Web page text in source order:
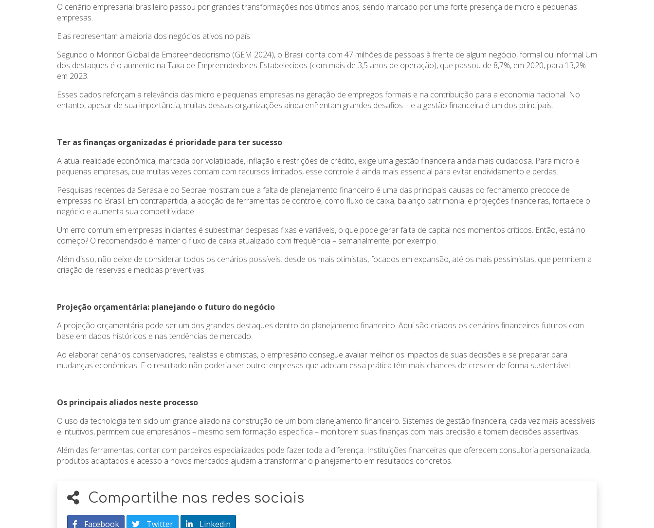
O cenário empresarial brasileiro passou por grandes transformações nos últimos anos, sendo marcado por uma forte presença de micro e pequenas
empresas.
Elas representam a maioria dos negócios ativos no país.
Segundo o Monitor Global de Empreendedorismo (GEM 2024), o Brasil conta com 47 milhões de pessoas à frente de algum negócio, formal ou informal Um
dos destaques é o aumento na Taxa de Empreendedores Estabelecidos (com mais de 3,5 anos de operação), que passou de 8,7%, em 2020, para 13,2%
em 2023.
Esses dados reforçam a relevância das micro e pequenas empresas na geração de empregos formais e na contribuição para a economia nacional. No
entanto, apesar de sua importância, muitas dessas organizações ainda enfrentam grandes desafios – e a gestão financeira é um dos principais.
Ter as finanças organizadas é prioridade para ter sucesso
A atual realidade econômica, marcada por volatilidade, inflação e restrições de crédito, exige uma gestão financeira ainda mais cuidadosa. Para micro e
pequenas empresas, que muitas vezes contam com recursos limitados, esse controle é ainda mais essencial para evitar endividamento e perdas.
Pesquisas recentes da Serasa e do Sebrae mostram que a falta de planejamento financeiro é uma das principais causas do fechamento precoce de
empresas no Brasil. Em contrapartida, a adoção de ferramentas de controle, como fluxo de caixa, balanço patrimonial e projeções financeiras, fortalece o
negócio e aumenta sua competitividade.
Um erro comum em empresas iniciantes é subestimar despesas fixas e variáveis, o que pode gerar falta de capital nos momentos críticos. Então, está no
começo? O recomendado é manter o fluxo de caixa atualizado com frequência – semanalmente, por exemplo.
Além disso, não deixe de considerar todos os cenários possíveis: desde os mais otimistas, focados em expansão, até os mais pessimistas, que permitem a
criação de reservas e medidas preventivas.
Projeção orçamentária: planejando o futuro do negócio
A projeção orçamentária pode ser um dos grandes destaques dentro do planejamento financeiro. Aqui são criados os cenários financeiros futuros com
base em dados históricos e nas tendências de mercado.
Ao elaborar cenários conservadores, realistas e otimistas, o empresário consegue avaliar melhor os impactos de suas decisões e se preparar para
mudanças econômicas. E o resultado não poderia ser outro: empresas que adotam essa prática têm mais chances de crescer de forma sustentável.
Os principais aliados neste processo
O uso da tecnologia tem sido um grande aliado na construção de um bom planejamento financeiro. Sistemas de gestão financeira, cada vez mais acessíveis
e intuitivos, permitem que empresários – mesmo sem formação específica – monitorem suas finanças com mais precisão e tomem decisões assertivas.
Além das ferramentas, contar com parceiros especializados pode fazer toda a diferença. Instituições financeiras que oferecem consultoria personalizada,
produtos adaptados e acesso a novos mercados ajudam a transformar o planejamento em resultados concretos.
Compartilhe nas redes sociais
Facebook Twitter Linkedin